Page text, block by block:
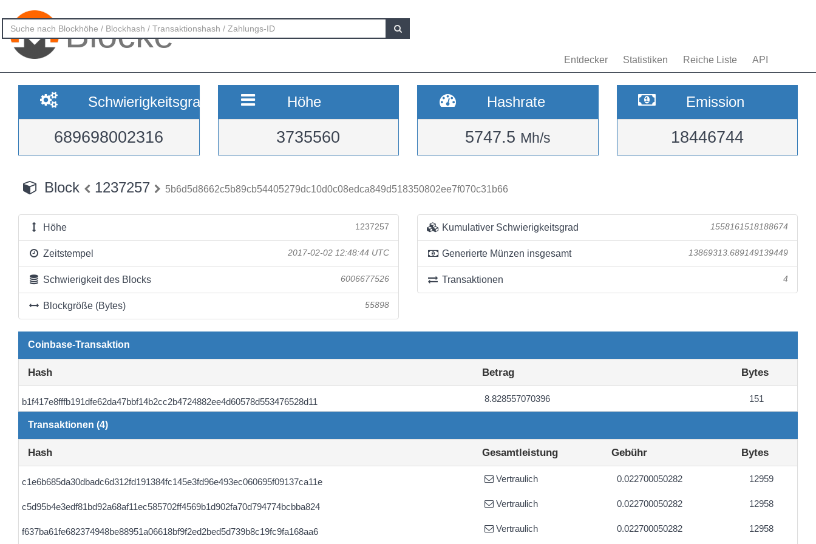
Blöcke
Entdecker Statistiken Reiche Liste API
Schwierigkeitsgrad
689698002316
Höhe
3735560
Hashrate
5747.5 Mh/s
Emission
18446744
Block 1237257 5b6d5d8662c5b89cb54405279dc10d0c08edca849d518350802ee7f070c31b66
Höhe 1237257
Zeitstempel 2017-02-02 12:48:44 UTC
Schwierigkeit des Blocks 6006677526
Blockgröße (Bytes) 55898
Kumulativer Schwierigkeitsgrad 1558161518188674
Generierte Münzen insgesamt 13869313.689149139449
Transaktionen 4
Coinbase-Transaktion
Hash Betrag Bytes
b1f417e8fffb191dfe62da47bbf14b2cc2b4724882ee4d60578d553476528d11 8.828557070396 151
Transaktionen (4)
Hash Gesamtleistung Gebühr Bytes
c1e6b685da30dbadc6d312fd191384fc145e3fd96e493ec060695f09137ca11e Vertraulich 0.022700050282 12959
c5d95b4e3edf81bd92a68af11ec585702ff4569b1d902fa70d794774bcbba824 Vertraulich 0.022700050282 12958
f637ba61fe682374948be88951a06618bf9f2ed2bed5d739b8c19fc9fa168aa6 Vertraulich 0.022700050282 12958